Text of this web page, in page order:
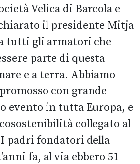
Velica di Barcola e
il presidente Mitja
tutti gli armatori che
parte di questa
e a terra. Abbiamo
con grande
evento in tutta Europa, e
collegato al
padri fondatori della
fa, al via ebbero 51